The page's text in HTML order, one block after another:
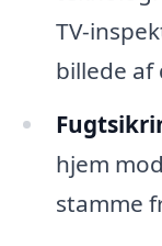
TV-
billede af
hjem
stamme